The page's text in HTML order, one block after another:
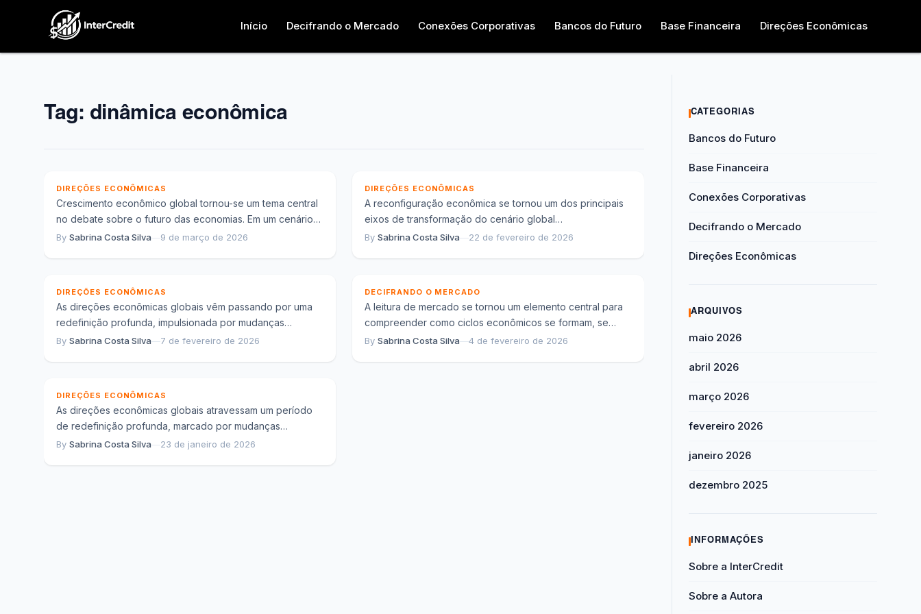
Início Decifrando o Mercado Conexões Corporativas Bancos do Futuro Base Financeira Direções Econômicas
Tag: dinâmica econômica
DIREÇÕES ECONÔMICAS
Crescimento econômico global tornou-se um tema central
no debate sobre o futuro das economias. Em um cenário
marcado por mudanças estruturais, choques...
By Sabrina Costa Silva—9 de março de 2026
DIREÇÕES ECONÔMICAS
A reconfiguração econômica se tornou um dos principais
eixos de transformação do cenário global
contemporâneo. Diferentemente de ajustes pontuais
By Sabrina Costa Silva—22 de fevereiro de 2026
Novas direções econômicas e a redefinição
das estratégias de crescimento global
DIREÇÕES ECONÔMICAS
As direções econômicas globais vêm passando por uma
redefinição profunda, impulsionada por mudanças
estruturais que afetam produção, consumo, investimento e
By Sabrina Costa Silva—7 de fevereiro de 2026
Leitura de mercado e como expectativas
coletivas moldam ciclos econômicos
DECIFRANDO O MERCADO
A leitura de mercado se tornou um elemento central para
compreender como ciclos econômicos se formam, se
intensificam e se ajustam ao...
By Sabrina Costa Silva—4 de fevereiro de 2026
Direções econômicas e os vetores que
redefinem o crescimento global
contemporâneo
DIREÇÕES ECONÔMICAS
As direções econômicas globais atravessam um período
de redefinição profunda, marcado por mudanças
estruturais que afetam a forma como o crescimento é...
By Sabrina Costa Silva—23 de janeiro de 2026
CATEGORIAS
Bancos do Futuro
Base Financeira
Conexões Corporativas
Decifrando o Mercado
Direções Econômicas
ARQUIVOS
maio 2026
abril 2026
março 2026
fevereiro 2026
janeiro 2026
dezembro 2025
INFORMAÇÕES
Sobre a InterCredit
Sobre a Autora